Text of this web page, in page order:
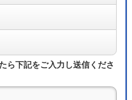
ら下記をご入力し送信くださ